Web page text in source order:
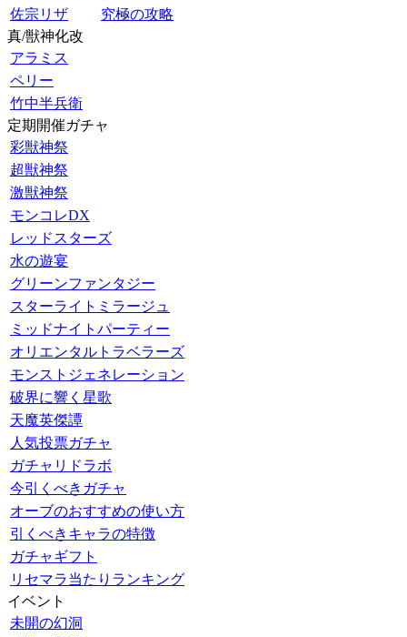
佐宗リザ
究極の攻略
真/獣神化改
アラミス
ペリー
竹中半兵衛
定期開催ガチャ
彩獣神祭
超獣神祭
激獣神祭
モンコレDX
レッドスターズ
水の遊宴
グリーンファンタジー
スターライトミラージュ
ミッドナイトパーティー
オリエンタルトラベラーズ
モンストジェネレーション
破界に響く星歌
天魔英傑譚
人気投票ガチャ
ガチャリドラボ
今引くべきガチャ
オーブのおすすめの使い方
引くべきキャラの特徴
ガチャギフト
リセマラ当たりランキング
イベント
未開の幻洞